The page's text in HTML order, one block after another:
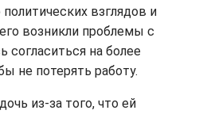
взглядов и
возникли проблемы с
согласиться на более
не потерять работу.
из-за того, что ей